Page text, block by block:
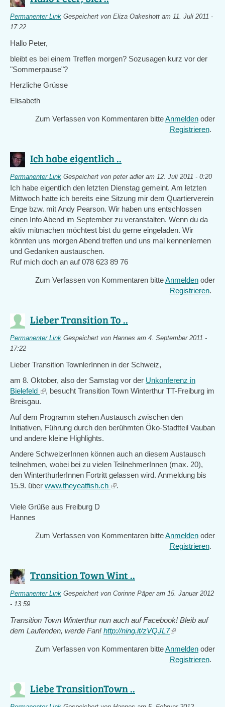
Permanenter Link Gespeichert von Eliza Oakeshott am 11. Juli 2011 -
17:22
Hallo Peter,
bleibt es bei einem Treffen morgen? Sozusagen kurz vor der
"Sommerpause"?
Herzliche Grüsse
Elisabeth
Zum Verfassen von Kommentaren bitteAnmelden oder
Registrieren.
Ich habe eigentlich ..
Permanenter Link Gespeichert von peter adleram 12. Juli 2011 - 0:20
Ich habe eigentlich den letzten Dienstag gemeint. Am letzten
Mittwoch hatte ich bereits eine Sitzung mir dem Quartierverein
Enge bzw. mit Andy Pearson. Wir haben uns entschlossen
einen Info Abend im September zu veranstalten. Wenn du da
aktiv mitmachen möchtest bist du gerne eingeladen. Wir
könnten uns morgen Abend treffen und uns mal kennenlernen
und Gedanken austauschen.
Ruf mich doch an auf 078 623 89 76
Zum Verfassen von Kommentaren bitteAnmelden oder
Registrieren.
Lieber Transition To ..
Permanenter Link Gespeichert von Hannes am 4. September 2011 -
17:22
Lieber Transition TownlerInnen in der Schweiz,
am 8. Oktober, also der Samstag vor der Unkonferenz in
Bielefeld (link
is
, besucht Transition Town Winterthur TT-Freiburg im
Breisgau.
Auf dem Programm stehen Austausch zwischen den
Initiativen, Führung durch den berühmten Öko-Stadtteil Vauban
und andere kleine Highlights.
Andere SchweizerInnen können auch an diesem Austausch
teilnehmen, wobei bei zu vielen TeilnehmerInnen (max. 20),
den WinterthurlerInnen Fortritt gelassen wird. Anmeldung bis
15.9. über www.theyeatfish.ch (link
.
Viele Grüße aus Freiburg D
Hannes
Zum Verfassen von Kommentaren bitteAnmelden oder
Registrieren.
Transition Town Wint ..
Permanenter Link Gespeichert von Corinne Päperam 15. Januar 2012
- 13:59
Transition Town Winterthur nun auch auf Facebook! Bleib auf
dem Laufenden, werde Fan! http://ning.it/zVQJL7(link
external)
Zum Verfassen von Kommentaren bitteAnmelden oder
Registrieren.
Liebe TransitionTown ..